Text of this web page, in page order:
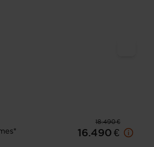
18.490 €
16.490 €